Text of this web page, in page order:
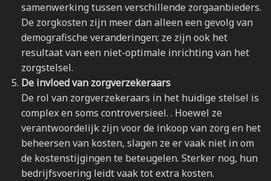
samenwerking tussen verschillende zorgaanbieders.
De zorgkosten zijn meer dan alleen een gevolg van
demografische veranderingen; ze zijn ook het
resultaat van een niet-optimale inrichting van het
zorgstelsel.
De invloed van zorgverzekeraars
De rol van zorgverzekeraars in het huidige stelsel is
complex en soms controversieel. . Hoewel ze
verantwoordelijk zijn voor de inkoop van zorg en het
beheersen van kosten, slagen ze er vaak niet in om
de kostenstijgingen te beteugelen. Sterker nog, hun
bedrijfsvoering leidt vaak tot extra kosten.